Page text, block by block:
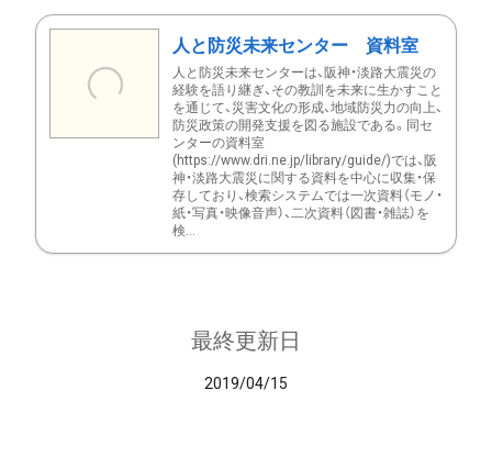
人と防災未来センター 資料室
人と防災未来センターは、阪神・淡路大震災の
経験を語り継ぎ、その教訓を未来に生かすこと
を通じて、災害文化の形成、地域防災力の向上、
防災政策の開発支援を図る施設である。同セ
ンターの資料室
(https://www.dri.ne.jp/library/guide/)では、阪
神・淡路大震災に関する資料を中心に収集・保
存しており、検索システムでは一次資料（モノ・
紙・写真・映像音声）、二次資料（図書・雑誌）を
検...
最終更新日
2019/04/15